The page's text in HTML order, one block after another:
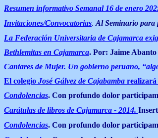
Resumen informativo Semanal 16 de enero
Invitaciones/Convocatorias. Al Seminario para
La Federación Universitaria de Cajamarca
Bethlemitas en Cajamarca. Por: Jaime
Cantares de Mujer. Un gobierno peruano,
El colegio José Gálvez de Cajabamba realizará
Condolencias. Con profundo dolor
Carátulas de libros de Cajamarca - 2014.
Condolencias. Con profundo dolor